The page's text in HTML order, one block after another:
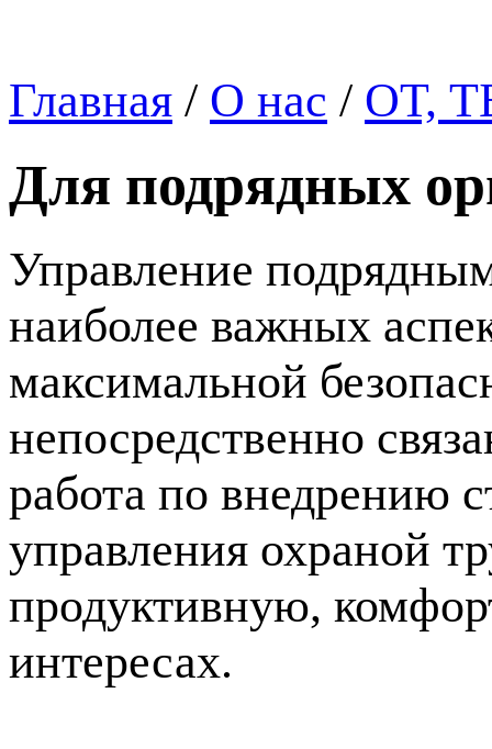
Главная / О нас / ОТ,
Для подрядных
Управление
наиболее важных
максимальной
непосредственно
работа по внедрению
управления охраной
продуктивную,
интересах.